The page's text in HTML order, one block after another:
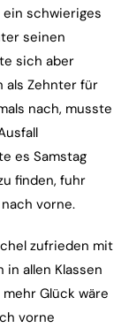
schwieriges
seinen
sich aber
als Zehnter für
nach, musste
es Samstag
finden, fuhr
vorne.
zufrieden mit
in allen Klassen
Glück wäre
vorne